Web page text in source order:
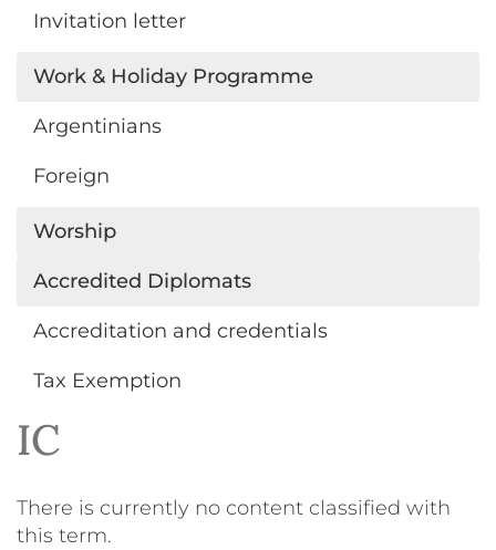
Invitation letter
Work & Holiday Programme
Argentinians
Foreign
Worship
Accredited Diplomats
Accreditation and credentials
Tax Exemption
IC
There is currently no content classified with
this term.